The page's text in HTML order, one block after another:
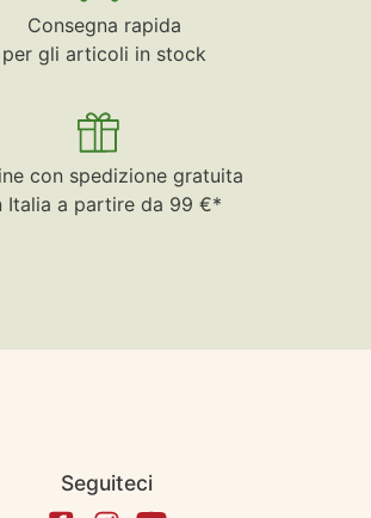
Consegna rapida
per gli articoli in stock
con spedizione gratuita
Italia a partire da 99 €*
Seguiteci